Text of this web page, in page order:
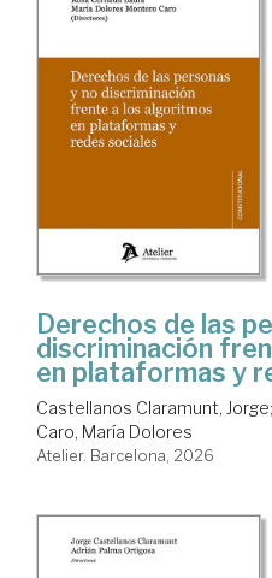
Derechos de las
discriminación
en plataformas y
Castellanos Claramunt, Jorge;
Caro, María Dolores
Atelier. Barcelona, 2026